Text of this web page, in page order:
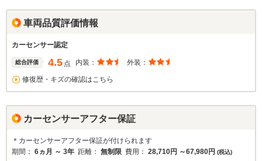
車両品質評価情報
カーセンサー認定
総合評価 4.5 点 内装： 外装：
修復歴・キズの確認はこちら
カーセンサーアフター保証
＊カーセンサーアフター保証が付けられます
期間： 6ヵ月 ～ 3年 距離： 無制限 費用： 28,710円 ～67,980円 (税込)